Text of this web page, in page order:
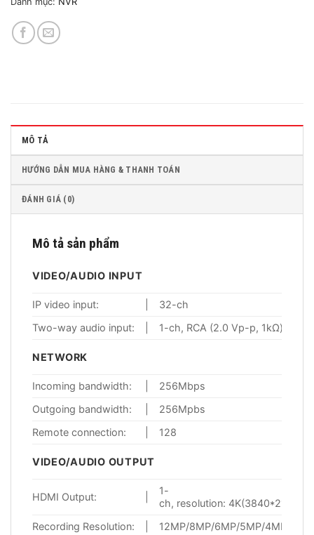
MÔ TẢ
HƯỚNG DẪN MUA HÀNG & THANH TOÁN
ĐÁNH GIÁ (0)
Mô tả sản phẩm
VIDEO/AUDIO INPUT
IP video input:
32-ch
Two-way audio input:
1-ch, RCA (2.0 Vp-p, 1kΩ)
NETWORK
Incoming bandwidth:
256Mbps
Outgoing bandwidth:
256Mpbs
Remote connection:
128
VIDEO/AUDIO OUTPUT
HDMI Output:
1-
ch, resolution: 4K(3840*2160)/
Recording Resolution:
12MP/8MP/6MP/5MP/4MP/